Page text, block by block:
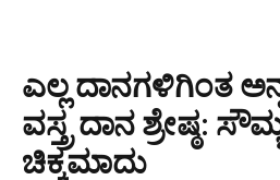
ಎಲ್ಲ ದಾನಗಳಿಗಿಂತ
ವಸ್ತ್ರ ದಾನ ಶ್ರೇಷ್ಠ:
ಚಿಕ್ಕಮಾದು